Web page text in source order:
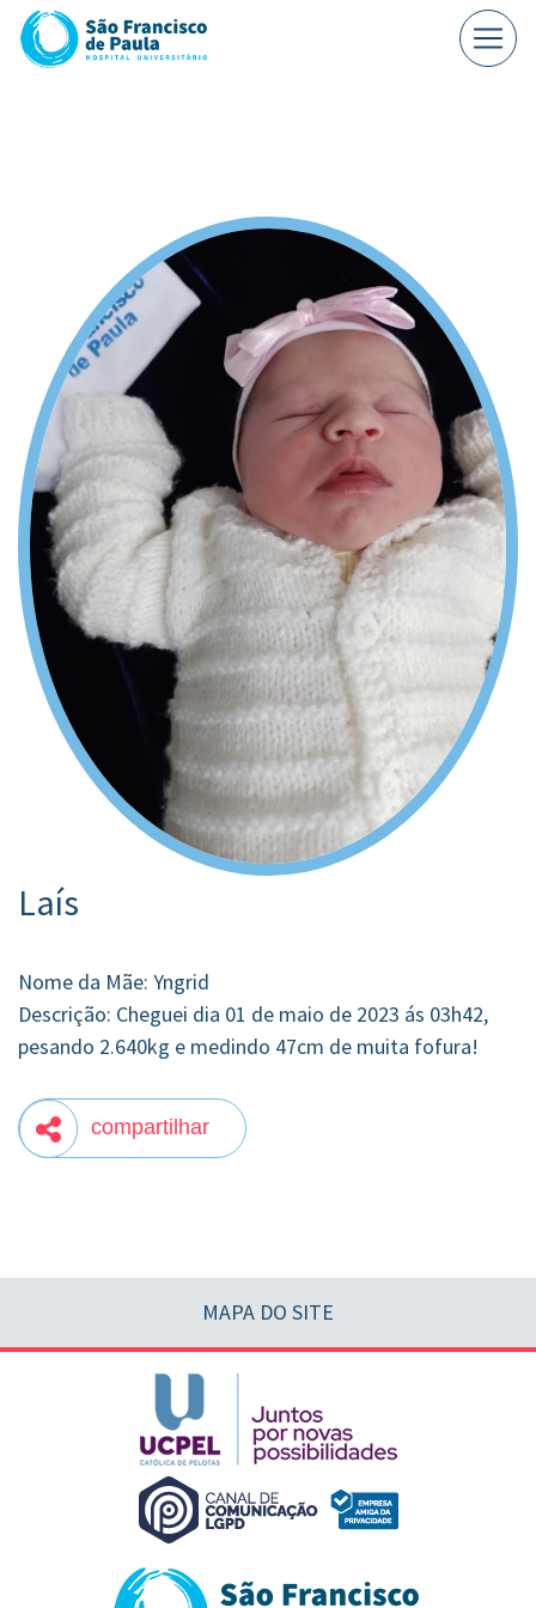
Laís
Nome da Mãe: Yngrid
Descrição: Cheguei dia 01 de maio de 2023 ás 03h42,
pesando 2.640kg e medindo 47cm de muita fofura!
compartilhar
MAPA DO SITE